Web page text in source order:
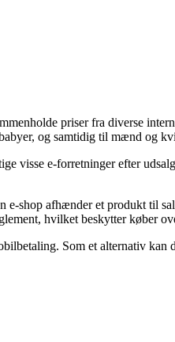
priser fra diverse
og samtidig til mænd og
visse e-forretninger efter
shop afhænder et produkt til
hvilket beskytter køber
Som et alternativ